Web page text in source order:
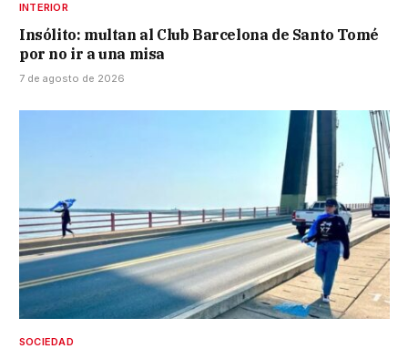
INTERIOR
Insólito: multan al Club Barcelona de Santo Tomé
por no ir a una misa
7 de agosto de 2026
SOCIEDAD